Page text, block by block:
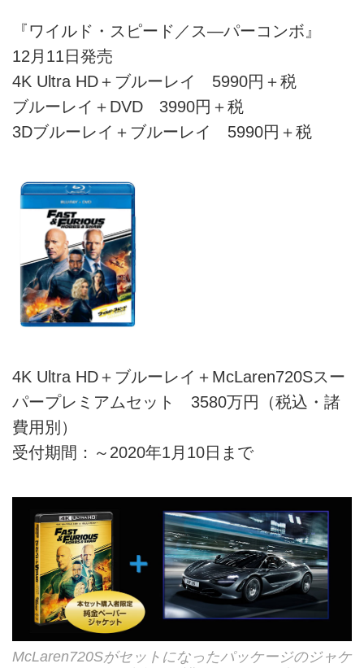
『ワイルド・スピード／ス―パーコンボ』
12月11日発売
4K Ultra HD＋ブルーレイ 5990円＋税
ブルーレイ＋DVD 3990円＋税
3Dブルーレイ＋ブルーレイ 5990円＋税
4K Ultra HD＋ブルーレイ＋McLaren720Sスー
パープレミアムセット 3580万円（税込・諸
費用別）
受付期間：～2020年1月10日まで
McLaren720Sがセットになったパッケージのジャケ